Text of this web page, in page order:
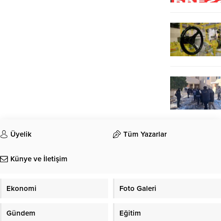
Üyelik Tüm Yazarlar
Künye ve İletişim
Ekonomi Foto Galeri
Gündem Eğitim